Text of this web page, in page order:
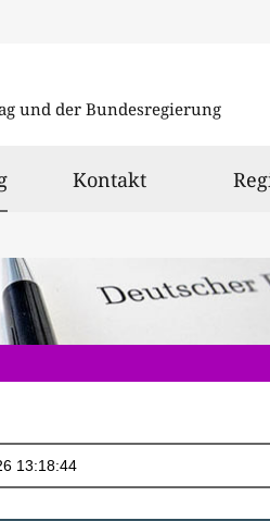
und der Bundesregierung
ausgewählt
Kontakt